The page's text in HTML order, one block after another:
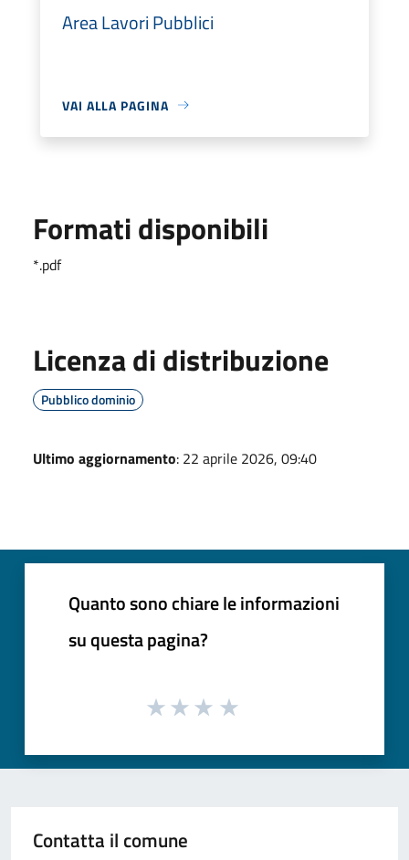
Area Lavori Pubblici
VAI ALLA PAGINA
Formati disponibili
*.pdf
Licenza di distribuzione
Pubblico dominio
Ultimo aggiornamento: 22 aprile 2026, 09:40
Quanto sono chiare le informazioni
su questa pagina?
Contatta il comune